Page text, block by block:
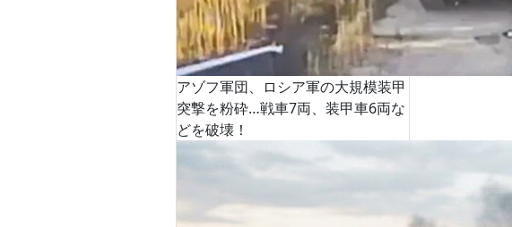
アゾフ軍団、ロシア軍の大規模装甲
突撃を粉砕…戦車7両、装甲車6両な
どを破壊！